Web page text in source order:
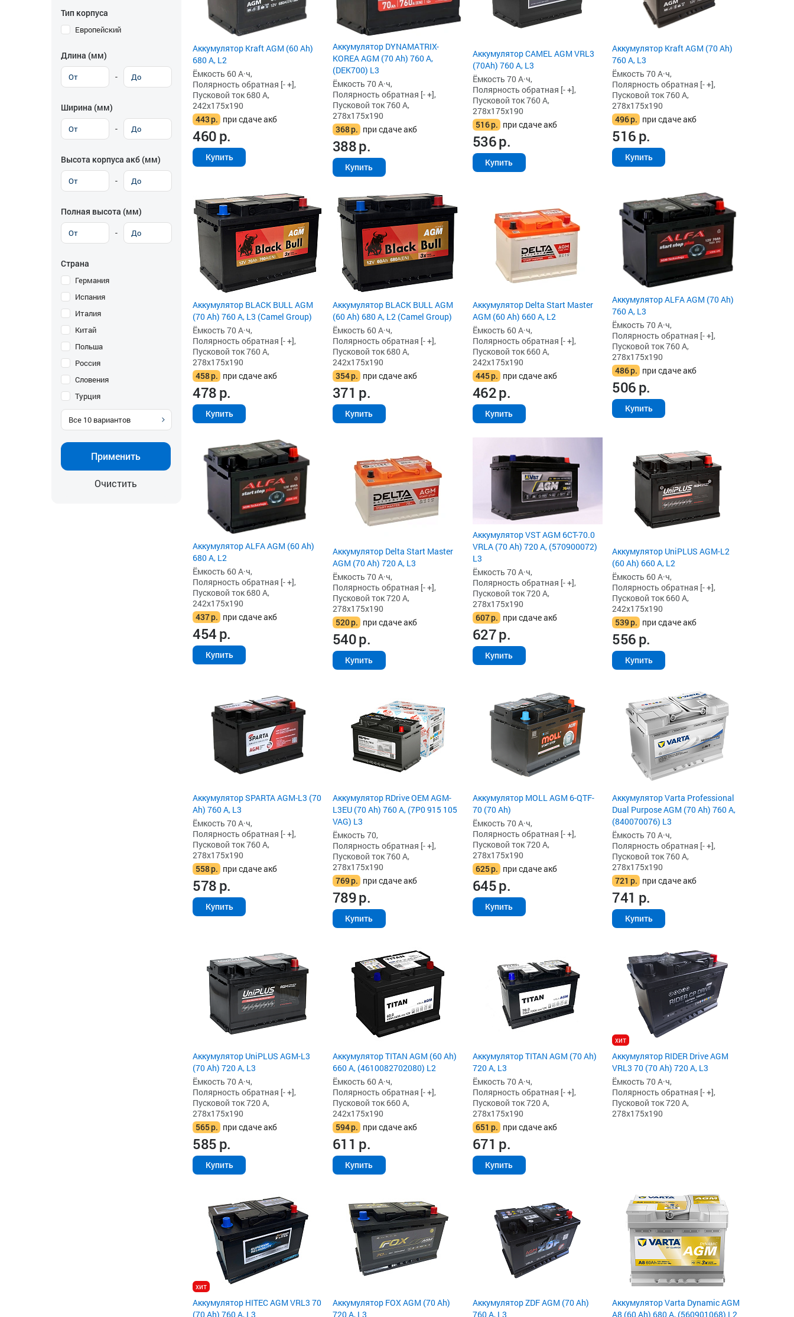
Тип корпуса
Европейский
Длина (мм)
-
Ширина (мм)
-
Высота корпуса акб (мм)
-
Полная высота (мм)
-
Страна
Германия
Испания
Италия
Китай
Польша
Россия
Словения
Турция
Все 10 вариантов
Применить
Очистить
Аккумулятор Kraft AGM (60 Ah)
680 А, L2
Ёмкость 60 А·ч,
Полярность обратная [- +],
Пусковой ток 680 А,
242x175x190
443р. при сдаче акб
460р.
Купить
Аккумулятор DYNAMATRIX-
KOREA AGM (70 Ah) 760 А,
(DEK700) L3
Ёмкость 70 А·ч,
Полярность обратная [- +],
Пусковой ток 760 А,
278x175x190
368р. при сдаче акб
388р.
Купить
Аккумулятор CAMEL AGM VRL3
(70Ah) 760 А, L3
Ёмкость 70 А·ч,
Полярность обратная [- +],
Пусковой ток 760 А,
278x175x190
516р. при сдаче акб
536р.
Купить
Аккумулятор Kraft AGM (70 Ah)
760 А, L3
Ёмкость 70 А·ч,
Полярность обратная [- +],
Пусковой ток 760 А,
278x175x190
496р. при сдаче акб
516р.
Купить
Аккумулятор BLACK BULL AGM
(70 Ah) 760 А, L3 (Camel Group)
Ёмкость 70 А·ч,
Полярность обратная [- +],
Пусковой ток 760 А,
278x175x190
458р. при сдаче акб
478р.
Купить
Аккумулятор BLACK BULL AGM
(60 Ah) 680 А, L2 (Camel Group)
Ёмкость 60 А·ч,
Полярность обратная [- +],
Пусковой ток 680 А,
242x175x190
354р. при сдаче акб
371 р.
Купить
Аккумулятор Delta Start Master
AGM (60 Ah) 660 А, L2
Ёмкость 60 А·ч,
Полярность обратная [- +],
Пусковой ток 660 А,
242x175x190
445р. при сдаче акб
462р.
Купить
Аккумулятор ALFA AGM (70 Ah)
760 А, L3
Ёмкость 70 А·ч,
Полярность обратная [- +],
Пусковой ток 760 А,
278x175x190
486р. при сдаче акб
506р.
Купить
Аккумулятор ALFA AGM (60 Ah)
680 А, L2
Ёмкость 60 А·ч,
Полярность обратная [- +],
Пусковой ток 680 А,
242x175x190
437р. при сдаче акб
454р.
Купить
Аккумулятор Delta Start Master
AGM (70 Ah) 720 А, L3
Ёмкость 70 А·ч,
Полярность обратная [- +],
Пусковой ток 720 А,
278x175x190
520р. при сдаче акб
540р.
Купить
Аккумулятор VST AGM 6СТ-70.0
VRLA (70 Ah) 720 А, (570900072)
L3
Ёмкость 70 А·ч,
Полярность обратная [- +],
Пусковой ток 720 А,
278x175x190
607р. при сдаче акб
627р.
Купить
Аккумулятор UniPLUS AGM-L2
(60 Ah) 660 А, L2
Ёмкость 60 А·ч,
Полярность обратная [- +],
Пусковой ток 660 А,
242x175x190
539р. при сдаче акб
556р.
Купить
Аккумулятор SPARTA AGM-L3 (70
Ah) 760 А, L3
Ёмкость 70 А·ч,
Полярность обратная [- +],
Пусковой ток 760 А,
278x175x190
558р. при сдаче акб
578р.
Купить
Аккумулятор RDrive OEM AGM-
L3EU (70 Ah) 760 А, (7P0 915 105
VAG) L3
Ёмкость 70,
Полярность обратная [- +],
Пусковой ток 760 А,
278x175x190
769р. при сдаче акб
789р.
Купить
Аккумулятор MOLL AGM 6-QTF-
70 (70 Ah)
Ёмкость 70 А·ч,
Полярность обратная [- +],
Пусковой ток 720 А,
278x175x190
625р. при сдаче акб
645р.
Купить
Аккумулятор Varta Professional
Dual Purpose AGM (70 Ah) 760 А,
(840070076) L3
Ёмкость 70 А·ч,
Полярность обратная [- +],
Пусковой ток 760 А,
278x175x190
721 р. при сдаче акб
741 р.
Купить
Аккумулятор UniPLUS AGM-L3
(70 Ah) 720 А, L3
Ёмкость 70 А·ч,
Полярность обратная [- +],
Пусковой ток 720 А,
278x175x190
565р. при сдаче акб
585р.
Купить
Аккумулятор TITAN AGM (60 Ah)
660 А, (4610082702080) L2
Ёмкость 60 А·ч,
Полярность обратная [- +],
Пусковой ток 660 А,
242x175x190
594р. при сдаче акб
611 р.
Купить
Аккумулятор TITAN AGM (70 Ah)
720 А, L3
Ёмкость 70 А·ч,
Полярность обратная [- +],
Пусковой ток 720 А,
278x175x190
651 р. при сдаче акб
671 р.
Купить
хит
Аккумулятор RIDER Drive AGM
VRL3 70 (70 Ah) 720 А, L3
Ёмкость 70 А·ч,
Полярность обратная [- +],
Пусковой ток 720 А,
278x175x190
хит
Аккумулятор HITEC AGM VRL3 70
(70 Ah) 760 А, L3
Аккумулятор FOX AGM (70 Ah)
720 А, L3
Аккумулятор ZDF AGM (70 Ah)
760 А, L3
Аккумулятор Varta Dynamic AGM
A8 (60 Ah) 680 А, (560901068) L2